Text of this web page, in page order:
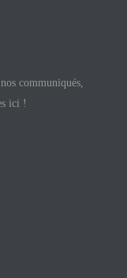
communiqués,
ici !